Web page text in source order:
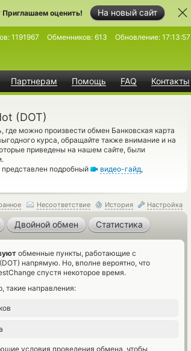
На новый сайт
оценить!
Партнерам Помощь FAQ Контакты
1191967 Обменников: 613 Обновление: 17:13:57
(DOT)
можно произвести обмен Банковская карта
курса, обращайте также внимание и на
приведены на нашем сайте, были
подробный
видео-гайд,
Несоответствие История Настройка
Двойной обмен Статистика
обменные пункты, работающие с
напрямую. Но, вполне вероятно, что
спустя некоторое время.
такие направления:
условия проведения обмена, чтобы